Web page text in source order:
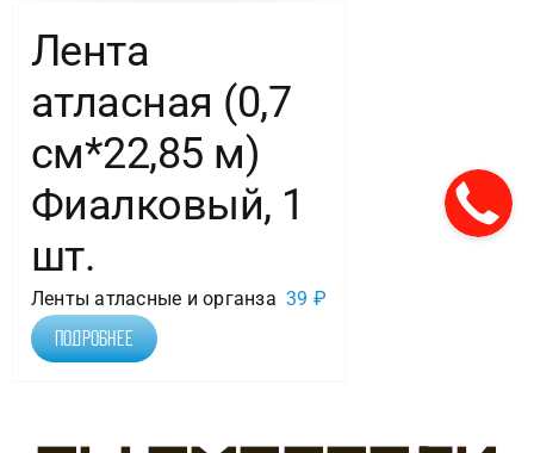
Лента
атласная (0,7
см*22,85 м)
Фиалковый, 1
шт.
Ленты атласные и органза 39 ₽
Подробнее